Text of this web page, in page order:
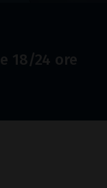
18/24 ore